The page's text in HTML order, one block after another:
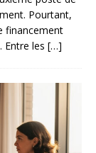
Pourtant,
financement
Entre les […]